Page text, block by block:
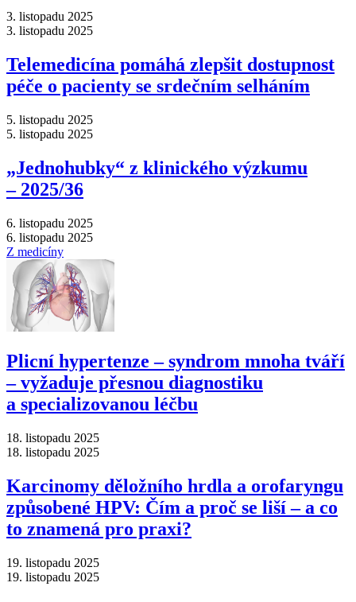
3. listopadu 2025
3. listopadu 2025
Telemedicína pomáhá zlepšit dostupnost
péče o pacienty se srdečním selháním
5. listopadu 2025
5. listopadu 2025
„Jednohubky“ z klinického výzkumu
–⁠ 2025/36
6. listopadu 2025
6. listopadu 2025
Z medicíny
Plicní hypertenze –⁠ syndrom mnoha tváří
–⁠ vyžaduje přesnou diagnostiku
a specializovanou léčbu
18. listopadu 2025
18. listopadu 2025
Karcinomy děložního hrdla a orofaryngu
způsobené HPV: Čím a proč se liší –⁠ a co
to znamená pro praxi?
19. listopadu 2025
19. listopadu 2025